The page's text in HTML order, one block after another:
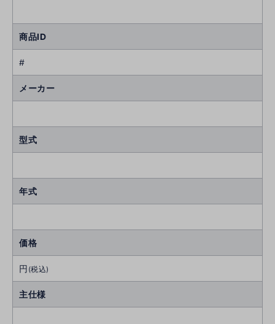
商品ID
#
メーカー
型式
年式
価格
円 (税込)
主仕様